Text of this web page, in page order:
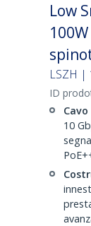
Low
LSZH |
ID
10